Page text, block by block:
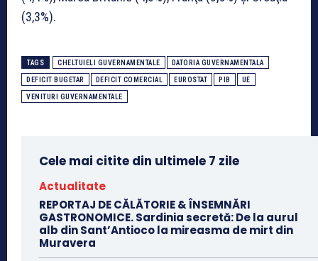
(3,3%).
TAGS CHELTUIELI GUVERNAMENTALE DATORIA GUVERNAMENTALA
DEFICIT BUGETAR DEFICIT COMERCIAL EUROSTAT PIB UE
VENITURI GUVERNAMENTALE
Cele mai citite din ultimele 7 zile
Actualitate
REPORTAJ DE CĂLĂTORIE & ÎNSEMNĂRI
GASTRONOMICE. Sardinia secretă: De la aurul
alb din Sant’Antioco la mireasma de mirt din
Muravera